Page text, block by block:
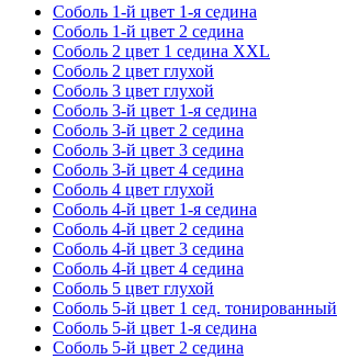
Соболь 1-й цвет 1-я седина
Соболь 1-й цвет 2 седина
Соболь 2 цвет 1 седина XXL
Соболь 2 цвет глухой
Соболь 3 цвет глухой
Соболь 3-й цвет 1-я седина
Соболь 3-й цвет 2 седина
Соболь 3-й цвет 3 седина
Соболь 3-й цвет 4 седина
Соболь 4 цвет глухой
Соболь 4-й цвет 1-я седина
Соболь 4-й цвет 2 седина
Соболь 4-й цвет 3 седина
Соболь 4-й цвет 4 седина
Соболь 5 цвет глухой
Соболь 5-й цвет 1 сед. тонированный
Соболь 5-й цвет 1-я седина
Соболь 5-й цвет 2 седина